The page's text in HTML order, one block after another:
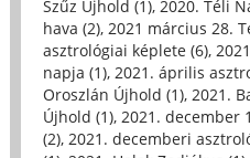
Szűz Újhold (1), 2020. Téli
hava (2), 2021 március 28.
asztrológiai képlete (6),
napja (1), 2021. április
Oroszlán Újhold (1), 2021.
Újhold (1), 2021. december
(2), 2021. decemberi